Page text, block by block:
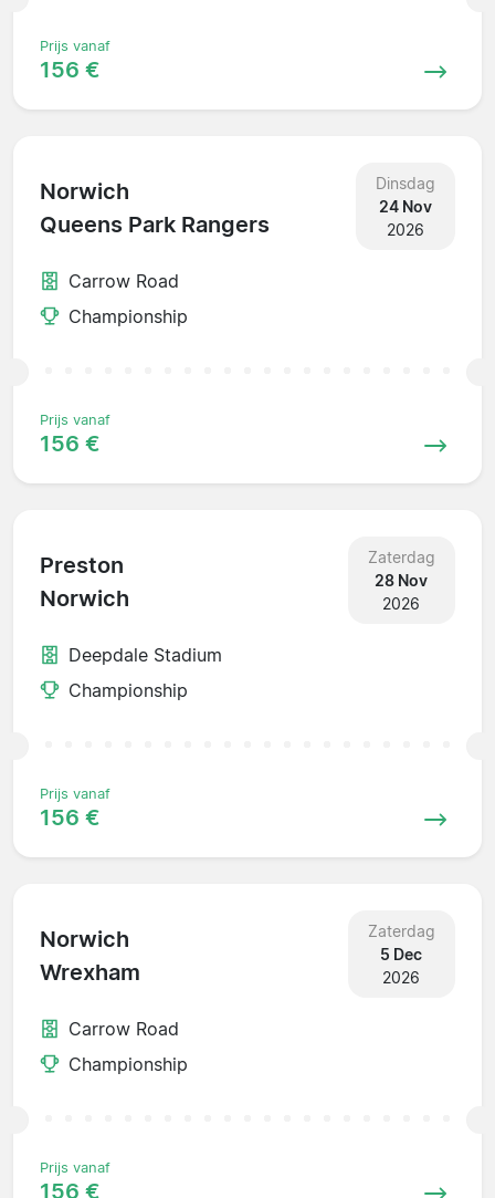
Prijs vanaf
156 €
Norwich
Queens Park Rangers
Dinsdag
24 Nov
2026
Carrow Road
Championship
Prijs vanaf
156 €
Preston
Norwich
Zaterdag
28 Nov
2026
Deepdale Stadium
Championship
Prijs vanaf
156 €
Norwich
Wrexham
Zaterdag
5 Dec
2026
Carrow Road
Championship
Prijs vanaf
156 €